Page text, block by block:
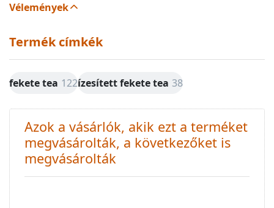
Vélemények
Termék címkék
fekete tea 122ízesített fekete tea 38
Azok a vásárlók, akik ezt a terméket
megvásárolták, a következőket is
megvásárolták